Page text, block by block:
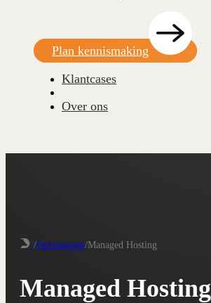
Plan kennismaking
Klantcases
Over ons
/Oplossingen/Managed Hosting
Managed Hosting